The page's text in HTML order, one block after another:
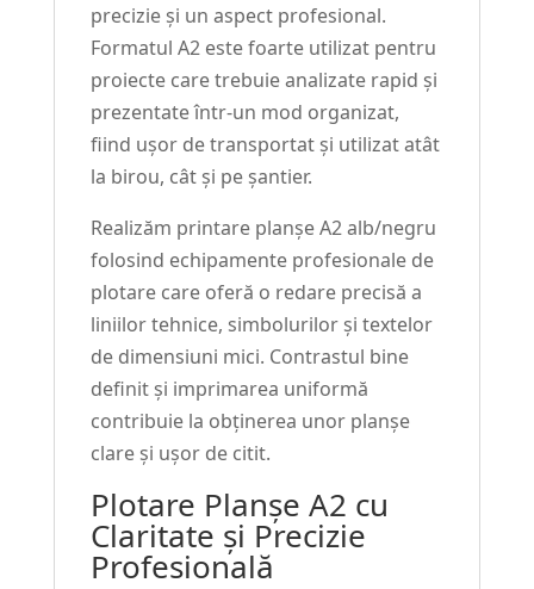
precizie și un aspect profesional.
Formatul A2 este foarte utilizat pentru
proiecte care trebuie analizate rapid și
prezentate într-un mod organizat,
fiind ușor de transportat și utilizat atât
la birou, cât și pe șantier.
Realizăm printare planșe A2 alb/negru
folosind echipamente profesionale de
plotare care oferă o redare precisă a
liniilor tehnice, simbolurilor și textelor
de dimensiuni mici. Contrastul bine
definit și imprimarea uniformă
contribuie la obținerea unor planșe
clare și ușor de citit.
Plotare Planșe A2 cu
Claritate și Precizie
Profesională